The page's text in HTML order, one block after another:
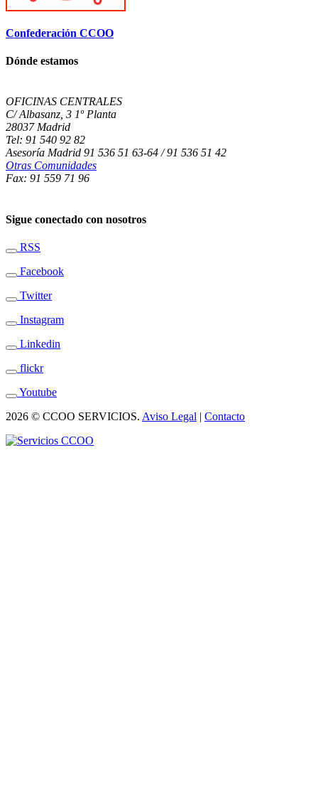
Confederación CCOO
Dónde estamos
OFICINAS CENTRALES
C/ Albasanz, 3 1º Planta
28037 Madrid
Tel: 91 540 92 82
Asesoría Madrid 91 536 51 63-64 / 91 536 51 42
Otras Comunidades
Fax: 91 559 71 96
Sigue conectado con nosotros
RSS
Facebook
Twitter
Instagram
Linkedin
flickr
Youtube
2026 © CCOO SERVICIOS. Aviso Legal | Contacto